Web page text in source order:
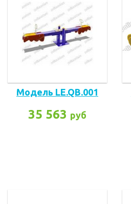
Модель LE.QB.001
35 563 руб